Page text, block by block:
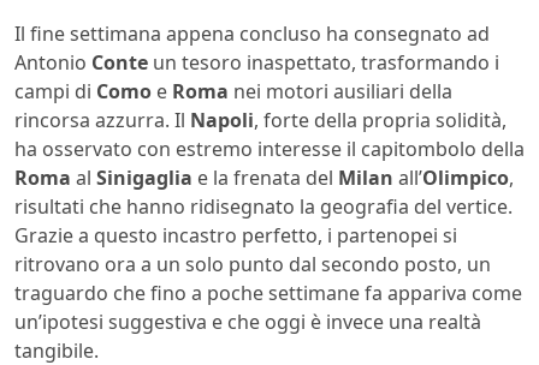
Il fine settimana appena concluso ha consegnato ad
Antonio Conte un tesoro inaspettato, trasformando i
campi di Como e Roma nei motori ausiliari della
rincorsa azzurra. Il Napoli, forte della propria solidità,
ha osservato con estremo interesse il capitombolo della
Roma al Sinigaglia e la frenata del Milan all’Olimpico,
risultati che hanno ridisegnato la geografia del vertice.
Grazie a questo incastro perfetto, i partenopei si
ritrovano ora a un solo punto dal secondo posto, un
traguardo che fino a poche settimane fa appariva come
un’ipotesi suggestiva e che oggi è invece una realtà
tangibile.